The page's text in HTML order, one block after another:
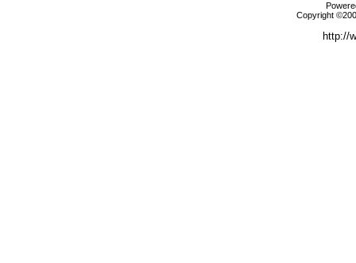
Copyright
http://